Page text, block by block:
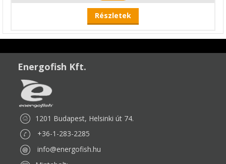
Részletek
Energofish Kft.
1201 Budapest, Helsinki út 74.
+36-1-283-2285
info@energofish.hu